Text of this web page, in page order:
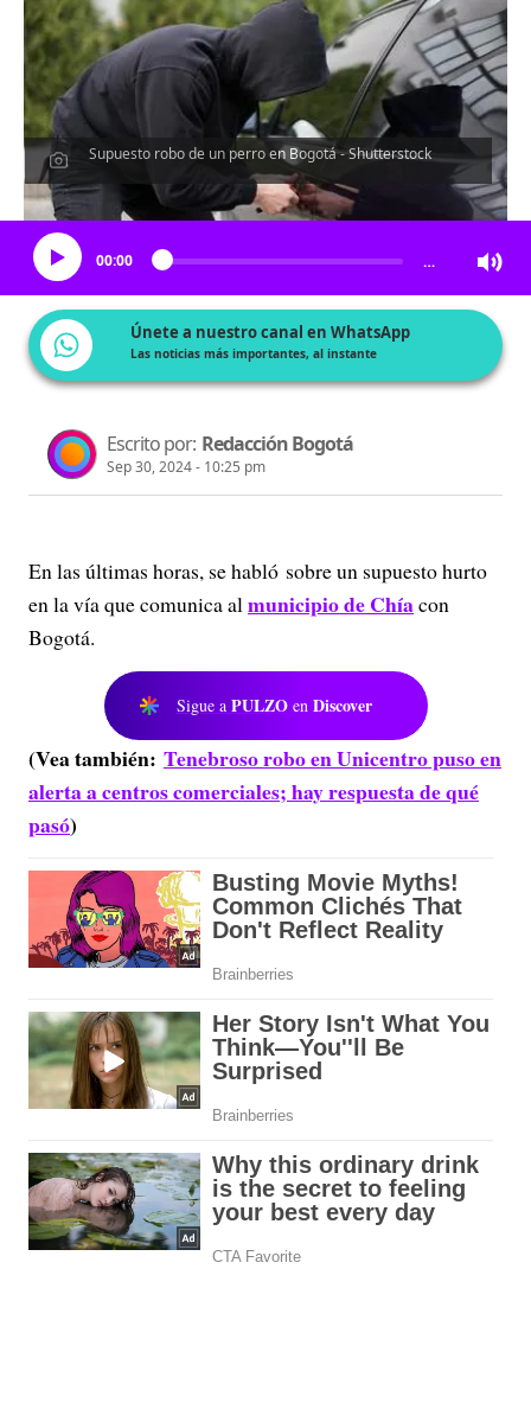
Supuesto robo de un perro en Bogotá - Shutterstock
Escucha el artículo
00:00 …
Únete a nuestro canal en WhatsApp
Las noticias más importantes, al instante
Escrito por: Redacción Bogotá
Sep 30, 2024 - 10:25 pm
En las últimas horas, se habló sobre un supuesto hurto
en la vía que comunica almunicipio de Chíacon
Bogotá.
Sigue a PULZO en Discover
(Vea también: Tenebroso robo en Unicentro puso en
alerta a centros comerciales; hay respuesta de qué
pasó)